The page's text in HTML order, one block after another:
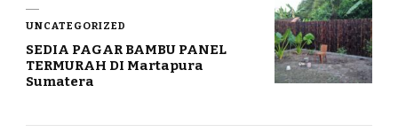
UNCATEGORIZED
SEDIA PAGAR BAMBU PANEL
TERMURAH DI Martapura
Sumatera